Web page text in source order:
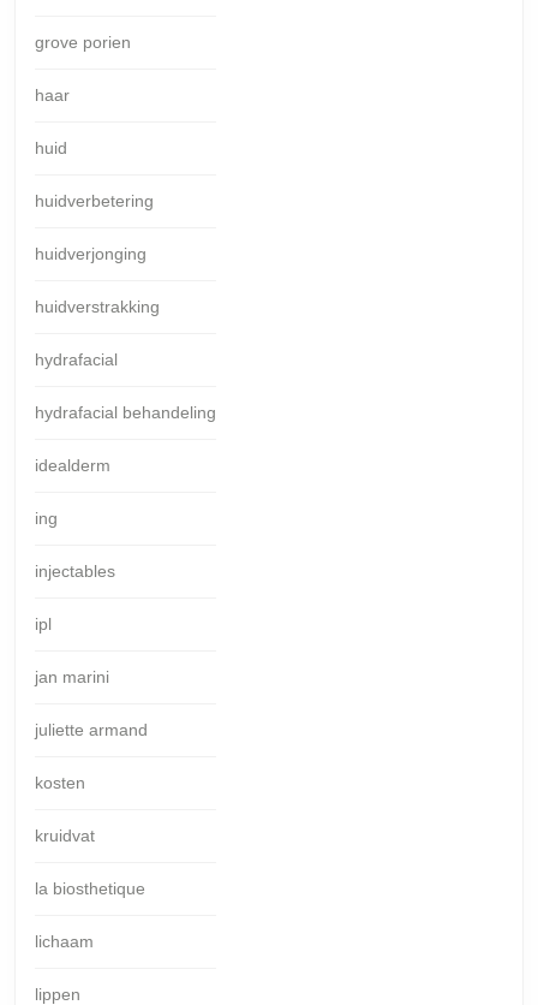
grove porien
haar
huid
huidverbetering
huidverjonging
huidverstrakking
hydrafacial
hydrafacial behandeling
idealderm
ing
injectables
ipl
jan marini
juliette armand
kosten
kruidvat
la biosthetique
lichaam
lippen